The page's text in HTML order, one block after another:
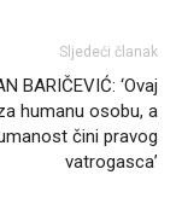
Sljedeći članak
BARIČEVIĆ: ‘Ovaj
humanu osobu, a
čini pravog
vatrogasca’